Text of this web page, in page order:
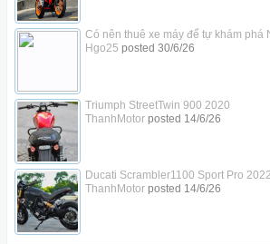
Có nên thuê xe máy để tự khám phá
Hgo25 posted 30/6/26
Triumph StreetTwin 900 2020
ThanhMotorposted 14/6/26
Ducati Scrambler1100 Sport Pro 2022
ThanhMotorposted 14/6/26